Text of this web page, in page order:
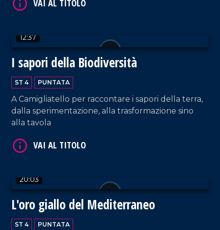
12:37
I sapori della Biodiversità
ST 4 PUNTATA
A Camigliatello per raccontare i sapori della terra,
dalla sperimentazione, alla trasformazione sino
alla tavola
20:03
L'oro giallo del Mediterraneo
ST 4 PUNTATA
VAI AL TITOLO
VAI AL TITOLO